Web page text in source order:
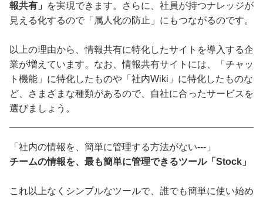
報共有」
を実現できます。さらに、社員が持つナレッジが
見える化するので「属人化の防止」にもつながるのです。
以上の理由から、情報共有に特化したサイトを導入する企
業が増えています。なお、情報共有サイトには、「チャッ
ト機能」に特化したものや「社内Wiki」に特化したものな
ど、さまざまな種類があるので、自社に合ったサービスを
選びましょう。
「社内の情報を、簡単に管理する方法がない---」
チームの情報を、最も簡単に管理できるツール「Stock」
これ以上なくシンプルなツールで、誰でも簡単に使い始め